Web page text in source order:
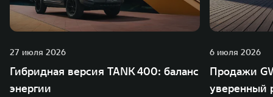
27 июля 2026
Гибридная версия TANK 400: баланс
энергии
6 июля 2026
Продажи
уверенный